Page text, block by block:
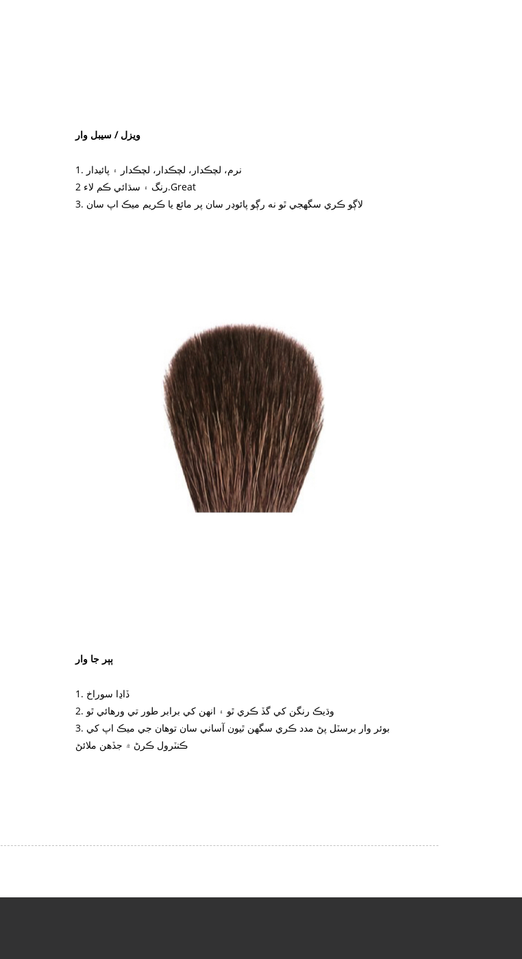
ويزل / سيبل وار
1. نرم، لچڪدار، لچڪدار، لچڪدار ۽ پائيدار
رنگ ۽ سڌائي ڪم لاء 2.Great
3. لاڳو ڪري سگھجي ٿو نه رڳو پائوڊر سان پر مائع يا ڪريم ميڪ اپ سان
ٻٻر جا وار
1. ڏاڍا سوراخ
2. وڌيڪ رنگن کي گڏ ڪري ٿو ۽ انهن کي برابر طور تي ورهائي ٿو
3. بوئر وار برسٽل پڻ مدد ڪري سگھن ٿيون آساني سان توهان جي ميڪ اپ کي
ڪنٽرول ڪرڻ ۾ جڏهن ملائڻ